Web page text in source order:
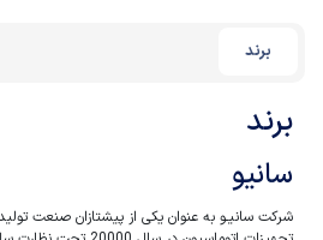
برند
برند
سانیو
شرکت سانیـو به عنوان یکی از پیشتازان صنعت تولید